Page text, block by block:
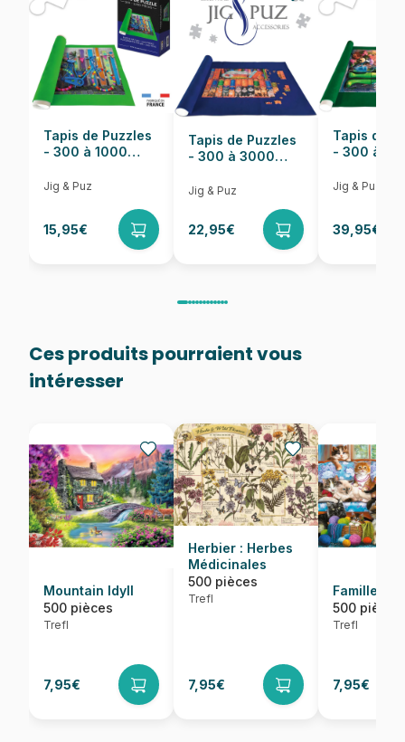
Nombre de pièces 500 pièces
Dimensions 48 x 34 cm
Tapis de Puzzles
- 300 à 1000
Jig & Puz
15,95€
Tapis de Puzzles
- 300 à 3000
Jig & Puz
22,95€
Tapis de
- 300 à
Jig & Puz
39,95€
Ces produits pourraient vous
intéresser
Mountain Idyll
500 pièces
Trefl
7,95€
Herbier : Herbes
Médicinales
500 pièces
Trefl
7,95€
Famille
500 pièces
Trefl
7,95€